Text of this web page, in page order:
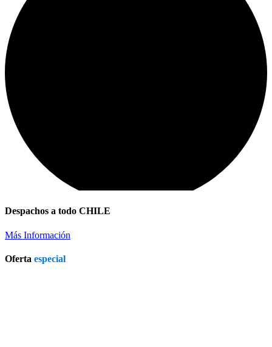
Despachos a todo CHILE
Más Información
Oferta especial